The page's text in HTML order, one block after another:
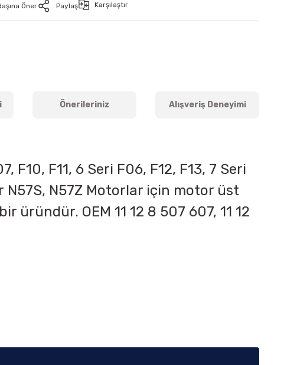
Öner Paylaş Karşılaştır
Önerileriniz Alışveriş Deneyimi
F10, F11, 6 Seri F06, F12, F13, 7 Seri
N57S, N57Z Motorlar için motor üst
üründür. OEM 11 12 8 507 607, 11 12